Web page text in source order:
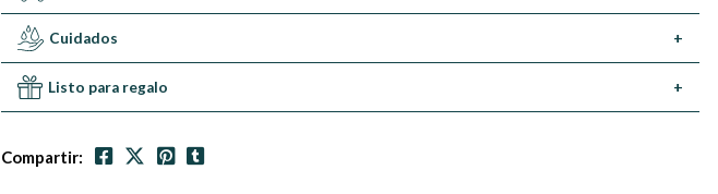
Cuidados +
Listo para regalo +
Compartir: